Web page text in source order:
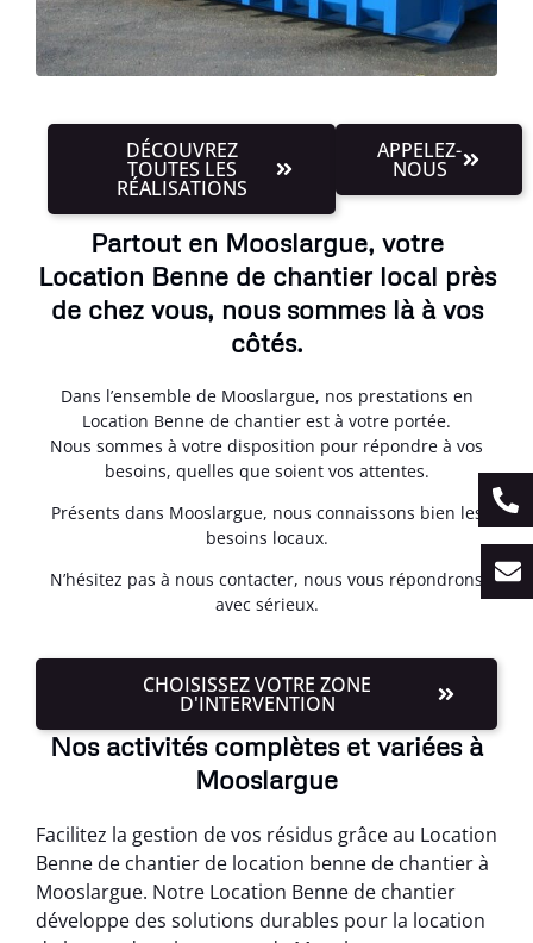
DÉCOUVREZ
TOUTES LES
RÉALISATIONS
APPELEZ-
NOUS
Partout en Mooslargue, votre
Location Benne de chantier local près
de chez vous, nous sommes là à vos
côtés.
Dans l’ensemble de Mooslargue, nos prestations en
Location Benne de chantier est à votre portée.
Nous sommes à votre disposition pour répondre à vos
besoins, quelles que soient vos attentes.
Présents dans Mooslargue, nous connaissons bien les
besoins locaux.
N’hésitez pas à nous contacter, nous vous répondrons
avec sérieux.
CHOISISSEZ VOTRE ZONE
D'INTERVENTION
Nos activités complètes et variées à
Mooslargue
Facilitez la gestion de vos résidus grâce au Location
Benne de chantier de location benne de chantier à
Mooslargue. Notre Location Benne de chantier
développe des solutions durables pour la location